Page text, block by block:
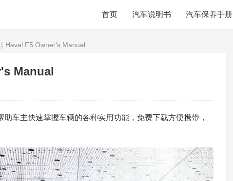
首页 汽车说明书 汽车保养手册
Haval F5 Owner's Manual
Manual
助车主快速掌握车辆的各种实用功能，免费下载方便携带，